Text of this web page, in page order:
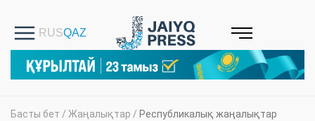
Басты бет / Жаңалықтар / Республикалық жаңалықтар